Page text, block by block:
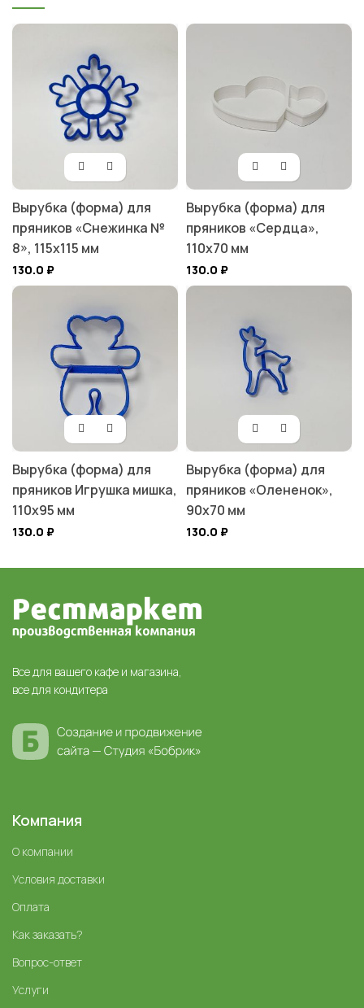
Вырубка (форма) для
пряников «Снежинка №
8», 115х115 мм
130.0 ₽
Вырубка (форма) для
пряников «Сердца»,
110х70 мм
130.0 ₽
Вырубка (форма) для
пряников Игрушка мишка,
110х95 мм
130.0 ₽
Вырубка (форма) для
пряников «Олененок»,
90х70 мм
130.0 ₽
Все для вашего кафе и магазина,
все для кондитера
Компания
О компании
Условия доставки
Оплата
Как заказать?
Вопрос-ответ
Услуги